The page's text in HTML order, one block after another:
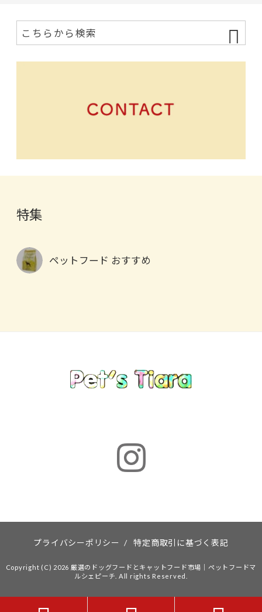
特集
ペットフード おすすめ
プライバシーポリシー / 特定商取引に基づく表記
Copyright (C) 2026 厳選のドッグフードとキャットフード市場｜ペットフードマ
ルシェピーチ. All rights Reserved.